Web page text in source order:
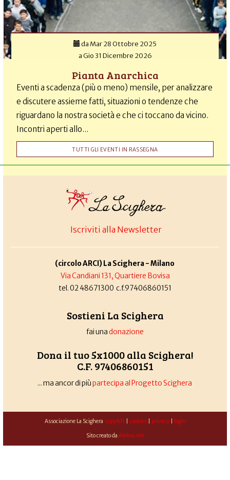
da Mar 28 Ottobre 2025
aGio 31 Dicembre 2026
Pianta Anarchica
Eventi a scadenza (più o meno) mensile, per analizzare
e discutere assieme fatti, situazioni o tendenze che
riguardano la nostra società e che ci toccano da vicino.
Incontri aperti allo...
TUTTI GLI EVENTI IN RASSEGNA
Iscriviti alla Newsletter
(circolo ARCI) La Scighera - Milano
Via Candiani 131, Quartiere Bovisa
tel. 02 48671300 c.f.97406860151
Sostieni La Scighera
fai unadonazione
Dona il tuo 5x1000 alla Scighera!
C.F. 97406860151
... ma ancor di piùpartecipa al Progetto Scighera
Associazione La Scighera copyleft| cookies| privacy| login
Sito creato da Alekos.net